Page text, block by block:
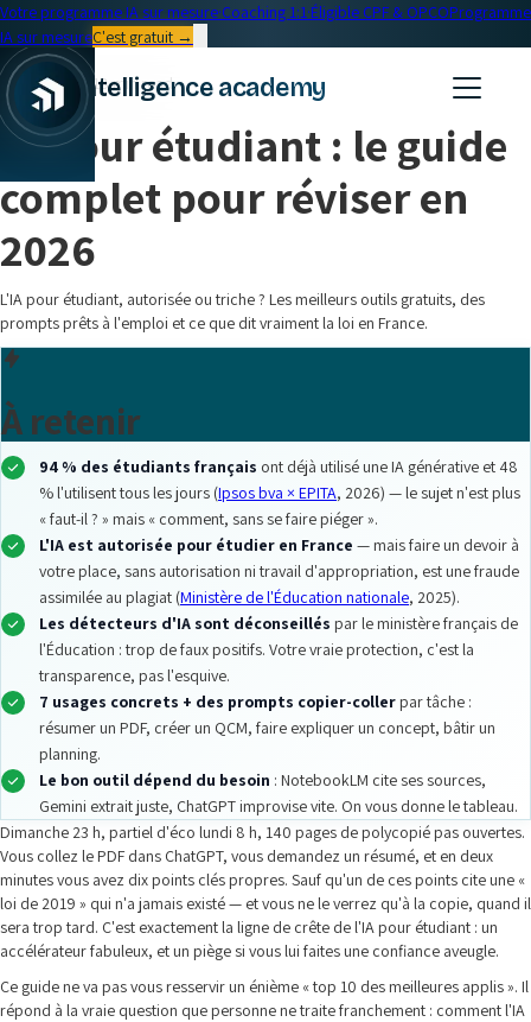
Votre programme IA sur mesure·Coaching 1:1·Éligible CPF & OPCOProgramme
IA sur mesureC'est gratuit →
intelligence academy
← Blog
Formation IA• 18 min read
IA pour étudiant : le guide
complet pour réviser en
2026
L'IA pour étudiant, autorisée ou triche ? Les meilleurs outils gratuits, des
prompts prêts à l'emploi et ce que dit vraiment la loi en France.
À retenir
94 % des étudiants français ont déjà utilisé une IA générative et 48
% l'utilisent tous les jours (Ipsos bva × EPITA, 2026) — le sujet n'est plus
« faut-il ? » mais « comment, sans se faire piéger ».
L'IA est autorisée pour étudier en France — mais faire un devoir à
votre place, sans autorisation ni travail d'appropriation, est une fraude
assimilée au plagiat (Ministère de l'Éducation nationale, 2025).
Les détecteurs d'IA sont déconseillés par le ministère français de
l'Éducation : trop de faux positifs. Votre vraie protection, c'est la
transparence, pas l'esquive.
7 usages concrets + des prompts copier-collerpar tâche :
résumer un PDF, créer un QCM, faire expliquer un concept, bâtir un
planning.
Le bon outil dépend du besoin : NotebookLM cite ses sources,
Gemini extrait juste, ChatGPT improvise vite. On vous donne le tableau.
Dimanche 23 h, partiel d'éco lundi 8 h, 140 pages de polycopié pas ouvertes.
Vous collez le PDF dans ChatGPT, vous demandez un résumé, et en deux
minutes vous avez dix points clés propres. Sauf qu'un de ces points cite une «
loi de 2019 » qui n'a jamais existé — et vous ne le verrez qu'à la copie, quand il
sera trop tard. C'est exactement la ligne de crête de l'IA pour étudiant : un
accélérateur fabuleux, et un piège si vous lui faites une confiance aveugle.
Ce guide ne va pas vous resservir un énième « top 10 des meilleures applis ». Il
répond à la vraie question que personne ne traite franchement : comment l'IA